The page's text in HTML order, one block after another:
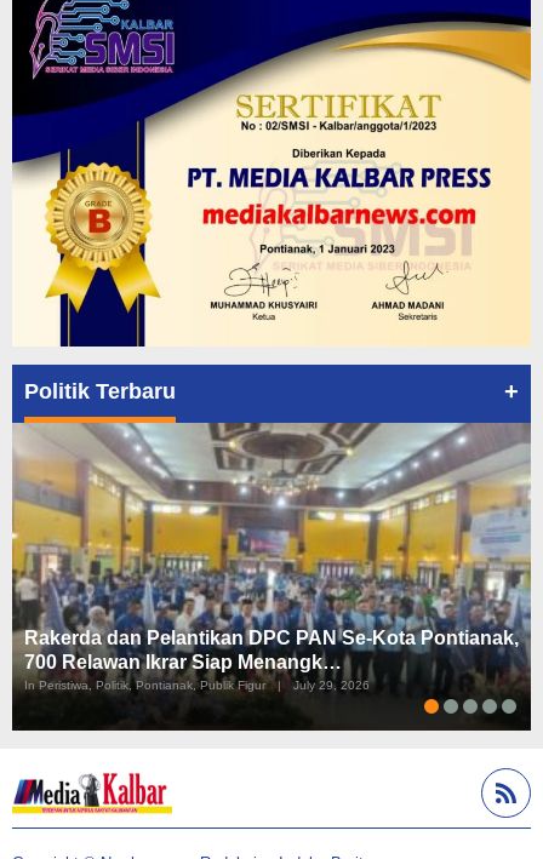
Politik Terbaru +
Rakerda dan Pelantikan DPC PAN Se-Kota Pontianak,
700 Relawan Ikrar Siap Menangk…
In Peristiwa, Politik, Pontianak, Publik Figur | July 29, 2026